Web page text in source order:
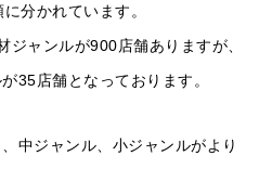
分かれています。
ジャンルが900店舗ありますが、
35店舗となっております。
中ジャンル、小ジャンルがより